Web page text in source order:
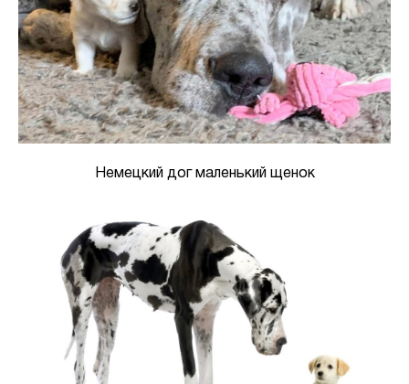
Немецкий дог маленький щенок